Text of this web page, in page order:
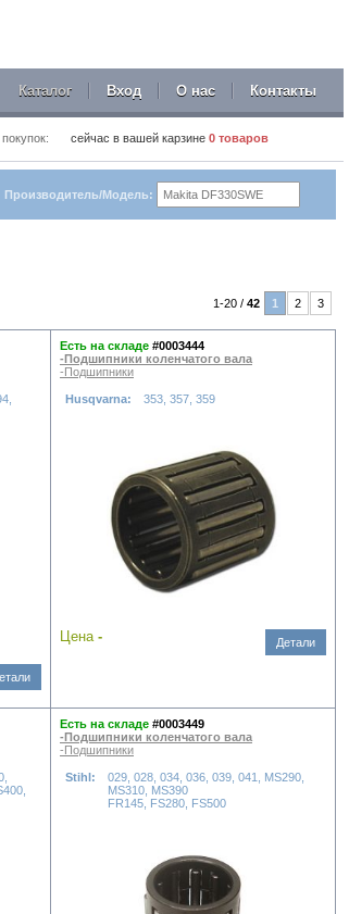
Каталог Вход О нас Контакты
сейчас в вашей карзине 0 товаров
Производитель/Модель:
1-20 / 42 1 2 3
Есть на складе #0003444
-Подшипники коленчатого вала
-Подшипники
Husqvarna: 353, 357, 359
Цена - Детали
Есть на складе #0003449
-Подшипники коленчатого вала
-Подшипники
Stihl:
029, 028, 034, 036, 039, 041, MS290,
MS310, MS390
FR145, FS280, FS500